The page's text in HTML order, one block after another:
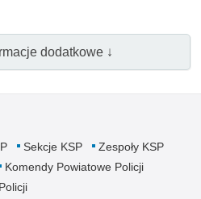
dodatkowe ↓
Sekcje KSP
Zespoły KSP
Komendy Powiatowe Policji